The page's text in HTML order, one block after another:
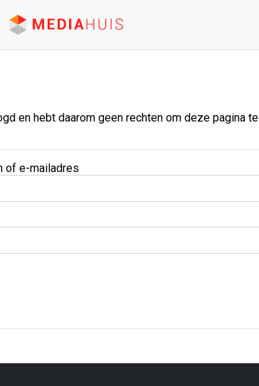
en hebt daarom geen rechten om deze pagina te
of e-mailadres